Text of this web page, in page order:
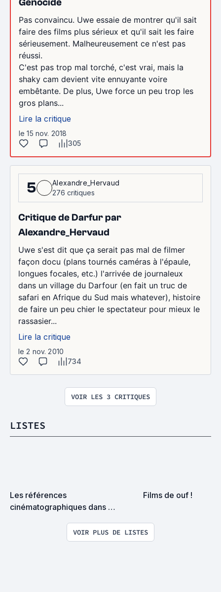
Pas convaincu. Uwe essaie de montrer qu'il sait
faire des films plus sérieux et qu'il sait les faire
sérieusement. Malheureusement ce n'est pas
réussi.
C'est pas trop mal torché, c'est vrai, mais la
shaky cam devient vite ennuyante voire
embêtante. De plus, Uwe force un peu trop les
gros plans...
Lire la critique
le 15 nov. 2018
305
5
Alexandre_Hervaud
276 critiques
Critique de Darfur par
Alexandre_Hervaud
Uwe s'est dit que ça serait pas mal de filmer
façon docu (plans tournés caméras à l'épaule,
longues focales, etc.) l'arrivée de journaleux
dans un village du Darfour (en fait un truc de
safari en Afrique du Sud mais whatever), histoire
de faire un peu chier le spectateur pour mieux le
rassasier...
Lire la critique
le 2 nov. 2010
734
VOIR LES 3 CRITIQUES
LISTES
Les références
cinématographiques dans
Films de ouf !
VOIR PLUS DE LISTES